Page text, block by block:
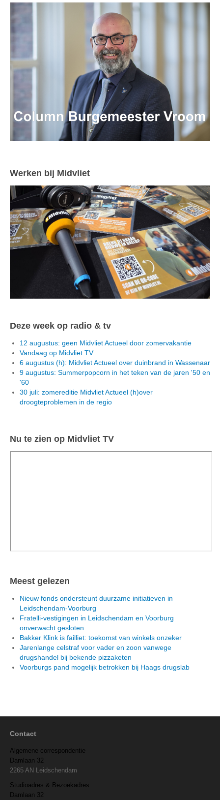
Werken bij Midvliet
Deze week op radio & tv
12 augustus: geen Midvliet Actueel door zomervakantie
Vandaag op Midvliet TV
6 augustus (h): Midvliet Actueel over duinbrand in Wassenaar
9 augustus: Summerpopcorn in het teken van de jaren '50 en
'60
30 juli: zomereditie Midvliet Actueel (h)over
droogteproblemen in de regio
Nu te zien op Midvliet TV
Meest gelezen
Nieuw fonds ondersteunt duurzame initiatieven in
Leidschendam-Voorburg
Fratelli-vestigingen in Leidschendam en Voorburg
onverwacht gesloten
Bakker Klink is failliet: toekomst van winkels onzeker
Jarenlange celstraf voor vader en zoon vanwege
drugshandel bij bekende pizzaketen
Voorburgs pand mogelijk betrokken bij Haags drugslab
Contact
Algemene correspondentie
Damlaan 32
2265 AN Leidschendam
Studioadres & Bezoekadres
Damlaan 32